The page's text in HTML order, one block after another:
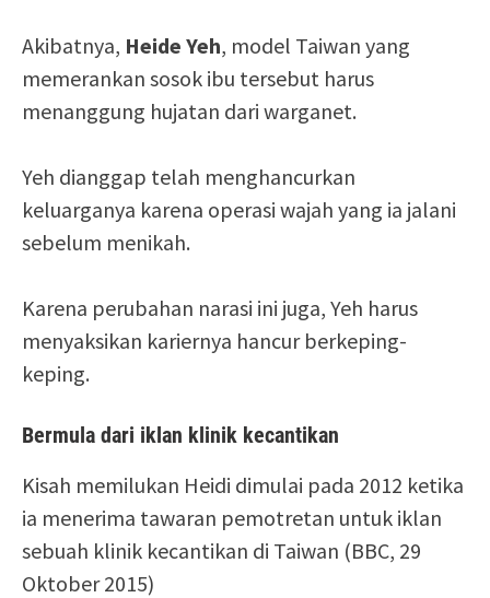
Akibatnya, Heide Yeh, model Taiwan yang
memerankan sosok ibu tersebut harus
menanggung hujatan dari warganet.
Yeh dianggap telah menghancurkan
keluarganya karena operasi wajah yang ia jalani
sebelum menikah.
Karena perubahan narasi ini juga, Yeh harus
menyaksikan kariernya hancur berkeping-
keping.
Bermula dari iklan klinik kecantikan
Kisah memilukan Heidi dimulai pada 2012 ketika
ia menerima tawaran pemotretan untuk iklan
sebuah klinik kecantikan di Taiwan (BBC, 29
Oktober 2015)